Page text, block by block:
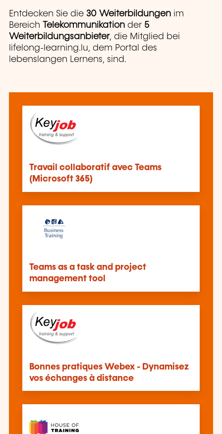
Entdecken Sie die 30 Weiterbildungen im
Bereich
Telekommunikation der 5
Weiterbildungsanbieter, die Mitglied bei
lifelong-learning.lu, dem Portal des
lebenslangen Lernens, sind.
Travail collaboratif avec Teams
(Microsoft 365)
Teams as a task and project
management tool
Bonnes pratiques Webex - Dynamisez
vos échanges à distance